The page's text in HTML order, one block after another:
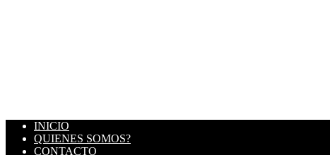
INICIO
QUIENES SOMOS?
CONTACTO